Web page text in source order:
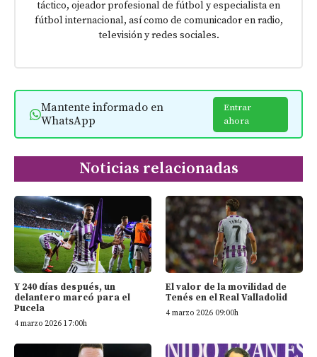
táctico, ojeador profesional de fútbol y especialista en
fútbol internacional, así como de comunicador en radio,
televisión y redes sociales.
Mantente informado en
WhatsApp
Entrar
ahora
Noticias relacionadas
Y 240 días después, un
delantero marcó para el
Pucela
4 marzo 2026 17:00h
El valor de la movilidad de
Tenés en el Real Valladolid
4 marzo 2026 09:00h